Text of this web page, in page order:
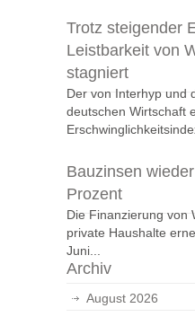
Trotz steigender
Leistbarkeit von
stagniert
Der von Interhyp und
deutschen Wirtschaft
Bauzinsen
Prozent
Die Finanzierung von
private Haushalte
Juni...
Archiv
August 2026